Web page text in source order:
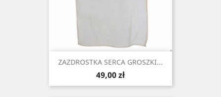
ZAZDROSTKA SERCA GROSZKI...
Cena
49,00 zł